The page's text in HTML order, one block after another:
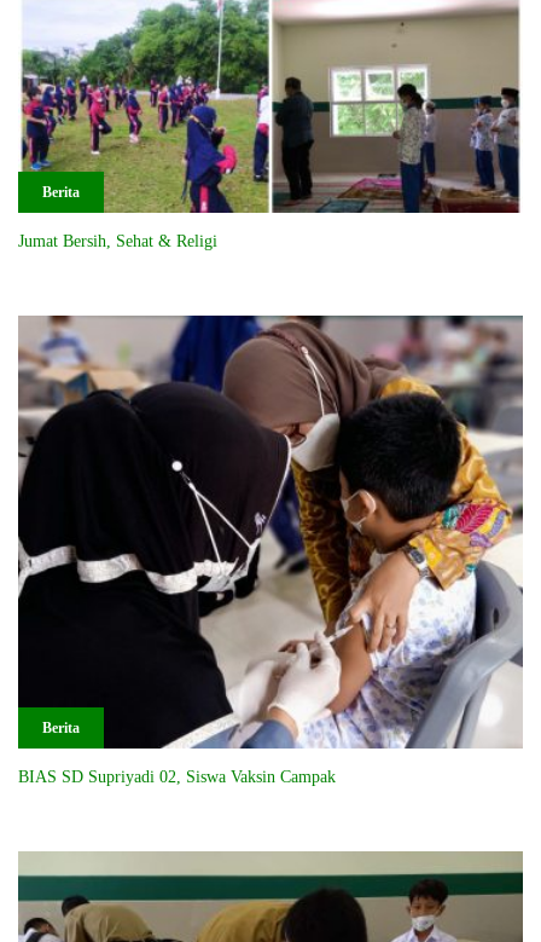
Berita
Jumat Bersih, Sehat & Religi
Berita
BIAS SD Supriyadi 02, Siswa Vaksin Campak